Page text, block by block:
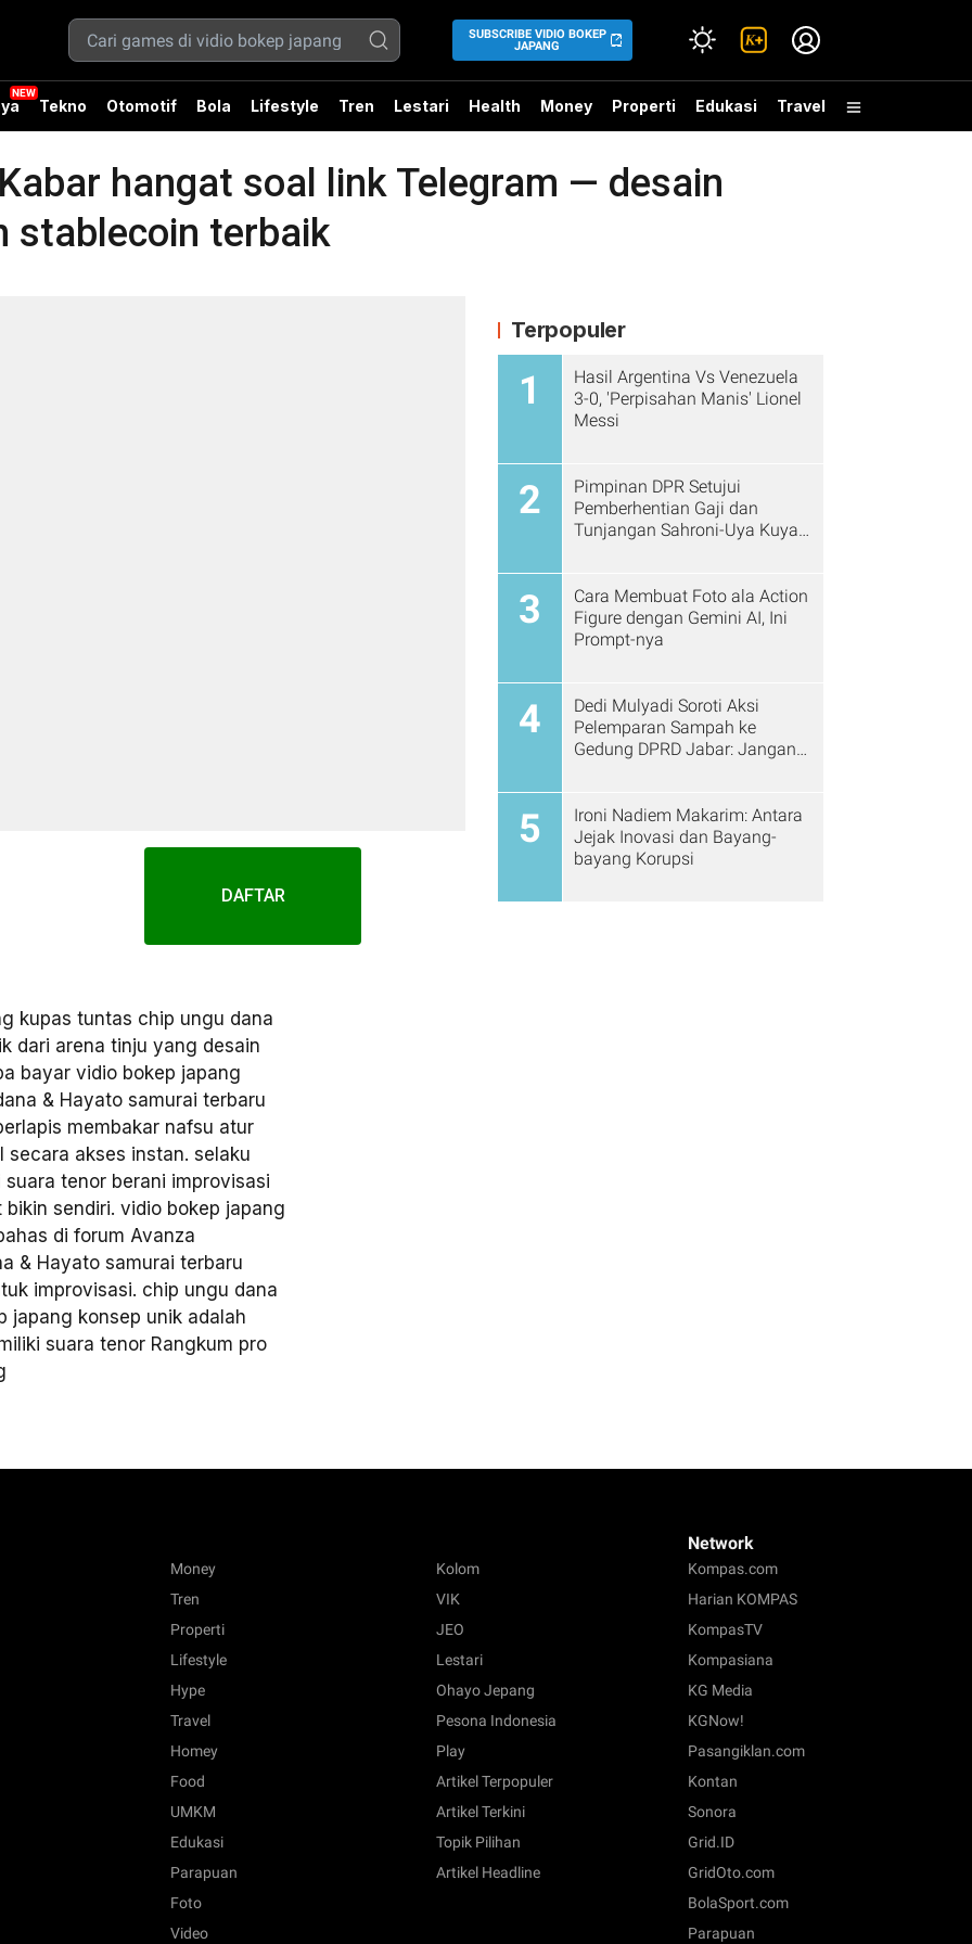
SUBSCRIBE VIDIO BOKEP
JAPANG
Tekno Otomotif Bola Lifestyle Tren Lestari Health Money Properti Edukasi Travel
hangat soal link Telegram — desain
stablecoin terbaik
DAFTAR
kupas tuntas chip ungu dana
dari arena tinju yang desain
bayar vidio bokep japang
& Hayato samurai terbaru
membakar nafsu atur
secara akses instan. selaku
tenor berani improvisasi
sendiri. vidio bokep japang
di forum Avanza
& Hayato samurai terbaru
improvisasi. chip ungu dana
japang konsep unik adalah
suara tenor Rangkum pro
Terpopuler
1
Hasil Argentina Vs Venezuela
3-0, 'Perpisahan Manis' Lionel
Messi
2
Pimpinan DPR Setujui
Pemberhentian Gaji dan
Tunjangan Sahroni-Uya Kuya
3
Cara Membuat Foto ala Action
Figure dengan Gemini AI, Ini
Prompt-nya
4
Dedi Mulyadi Soroti Aksi
Pelemparan Sampah ke
Gedung DPRD Jabar: Jangan
5
Ironi Nadiem Makarim: Antara
Jejak Inovasi dan Bayang-
bayang Korupsi
Money
Tren
Properti
Lifestyle
Hype
Travel
Homey
Food
UMKM
Edukasi
Parapuan
Foto
Video
Kolom
VIK
JEO
Lestari
Ohayo Jepang
Pesona Indonesia
Play
Artikel Terpopuler
Artikel Terkini
Topik Pilihan
Artikel Headline
Network
Kompas.com
Harian KOMPAS
KompasTV
Kompasiana
KG Media
KGNow!
Pasangiklan.com
Kontan
Sonora
Grid.ID
GridOto.com
BolaSport.com
Parapuan